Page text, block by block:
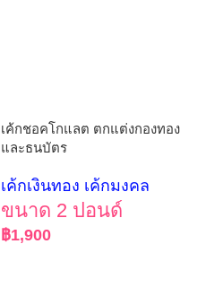
เค้กชอคโกแลต ตกแต่งกองทอง
และธนบัตร
เค้กเงินทอง เค้กมงคล
ขนาด 2 ปอนด์
฿1,900